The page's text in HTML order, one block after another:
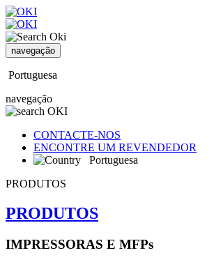
navegação
Portuguesa
navegação
CONTACTE-NOS
ENCONTRE UM REVENDEDOR
Portuguesa
PRODUTOS
PRODUTOS
IMPRESSORAS E MFPs